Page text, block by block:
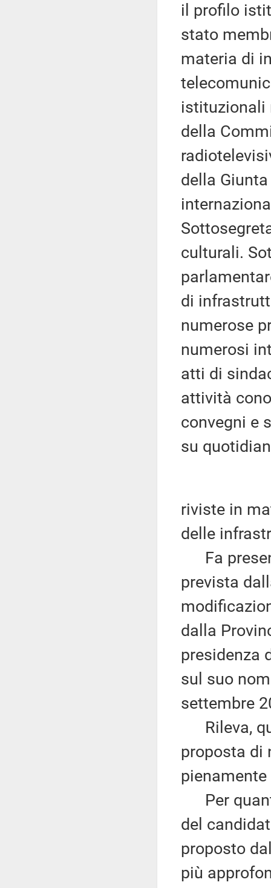
il profilo
stato
materia di
istituzionali
della
della
culturali.
di
numerose
numerosi
atti di
attività
convegni e
su
riviste in
delle
Fa
prevista
dalla
presidenza
sul suo
settembre
Rileva,
proposta di
Per
del
proposto
più